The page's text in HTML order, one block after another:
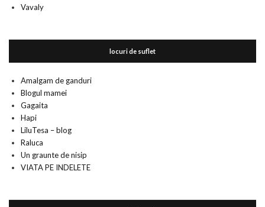
Vavaly
locuri de suflet
Amalgam de ganduri
Blogul mamei
Gagaita
Hapi
LiluTesa – blog
Raluca
Un graunte de nisip
VIATA PE INDELETE